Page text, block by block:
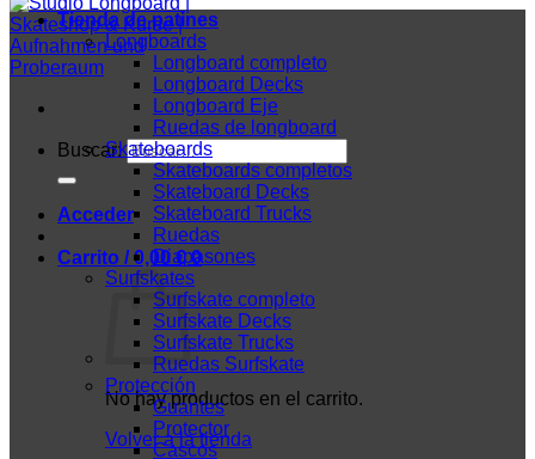
Buscar:
Acceder
Carrito /0,00€ 0
No hay productos en el carrito.
Volver a la tienda
Tienda de patines
Longboards
Longboard completo
Longboard Decks
Longboard Eje
Ruedas de longboard
Skateboards
Skateboards completos
Skateboard Decks
Skateboard Trucks
Ruedas
Diapasones
Surfskates
Surfskate completo
Surfskate Decks
Surfskate Trucks
Ruedas Surfskate
Protección
Guantes
Protector
Cascos